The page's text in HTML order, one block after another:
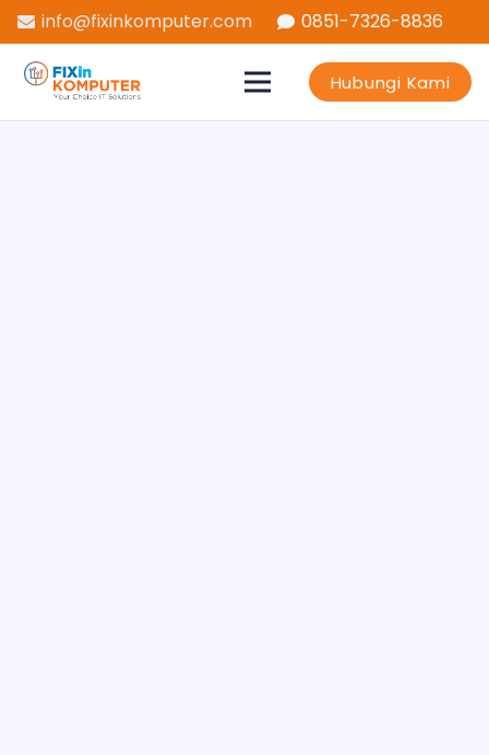
info@fixinkomputer.com 0851-7326-8836
Hubungi Kami